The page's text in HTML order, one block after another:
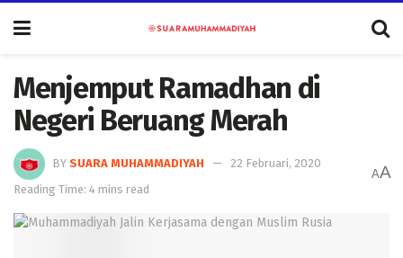
Menjemput Ramadhan di
Negeri Beruang Merah
BY SUARA MUHAMMADIYAH
22 Februari, 2020
Reading Time: 4 mins read
AA